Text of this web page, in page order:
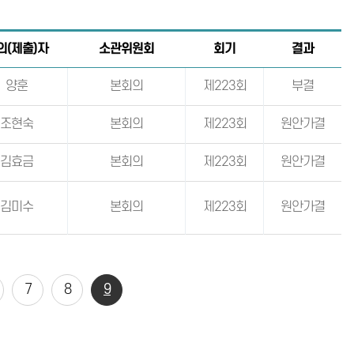
(제출)자 소관위원회 회기 결과
양훈 본회의 제223회 부결
조현숙 본회의 제223회 원안가결
김효금 본회의 제223회 원안가결
김미수 본회의 제223회 원안가결
7 8 9